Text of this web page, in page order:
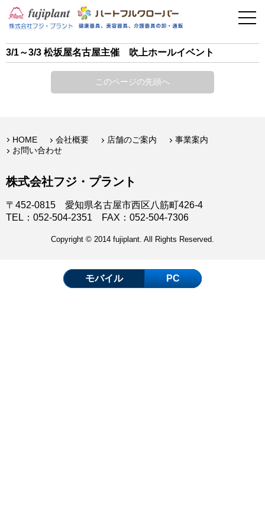
介護用品
美容・その他
3/1～3/3 松坂屋名古屋主催 吹上ホールイベント
このページの先頭へ
HOME 会社概要 店舗のご案内
事業案内
お問い合わせ
株式会社フジ・プラント
〒452-0815 愛知県名古屋市西区八筋町426-4
TEL：052-504-2351 FAX：052-504-7306
Copyright © 2014 fujiplant. All Rights Reserved.
モバイル PC